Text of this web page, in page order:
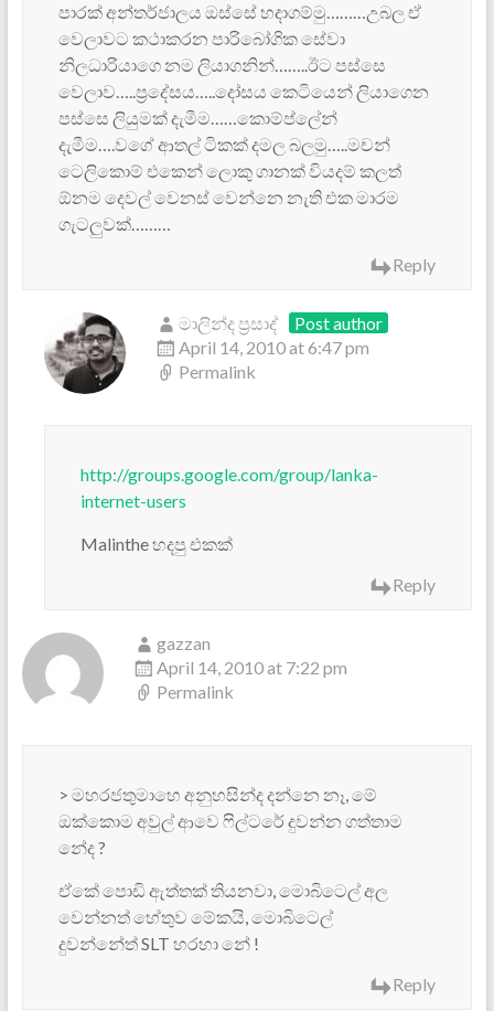
පාරක් අන්තර්ජාලය ඔස්සේ හදාගම්මු………උබල ඒ
වෙලාවට කථාකරන පාරිබෝගික සේවා
නිලධාරියාගෙ නම ලියාගනින්……..ඊට පස්සෙ
වෙලාව…..ප්‍රදේසය…..දෝසය කෙටියෙන් ලියාගෙන
පස්සෙ ලියුමක් දැමීම……කොම්ප්ලේන්
දැමීම….වගේ ආතල් ටිකක් දමල බලමු…..මචන්
ටෙලිකොම් එකෙන් ලොකු ගානක් වියදම් කලත්
ඕනම දෙවල් වෙනස් වෙන්නෙ නැති එක මාරම
ගැටලුවක්………
Reply
මාලින්ද ප්‍රසාද්
Post author
April 14, 2010 at 6:47 pm
Permalink
http://groups.google.com/group/lanka-
internet-users
Malinthe හදපු එකක්
Reply
gazzan
April 14, 2010 at 7:22 pm
Permalink
> මහරජතුමාහෙ අනුහසින්ද දන්නෙ නෑ, මේ
ඔක්කොම අවුල් ආවෙ ෆිල්ටරේ දුවන්න ගත්තාම
නේද ?
ඒකේ පොඩි ඇත්තක් තියනවා, මොබිටෙල් අල
වෙන්නත් හේතුව මේකයි, මොබිටෙල්
දුවන්නේත් SLT හරහා නේ !
Reply